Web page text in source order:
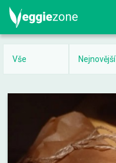
Vše Nejnovější